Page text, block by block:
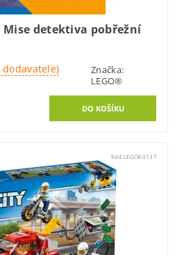
Mise detektiva pobřežní
Značka:
LEGO®
Kód:LEGO60137